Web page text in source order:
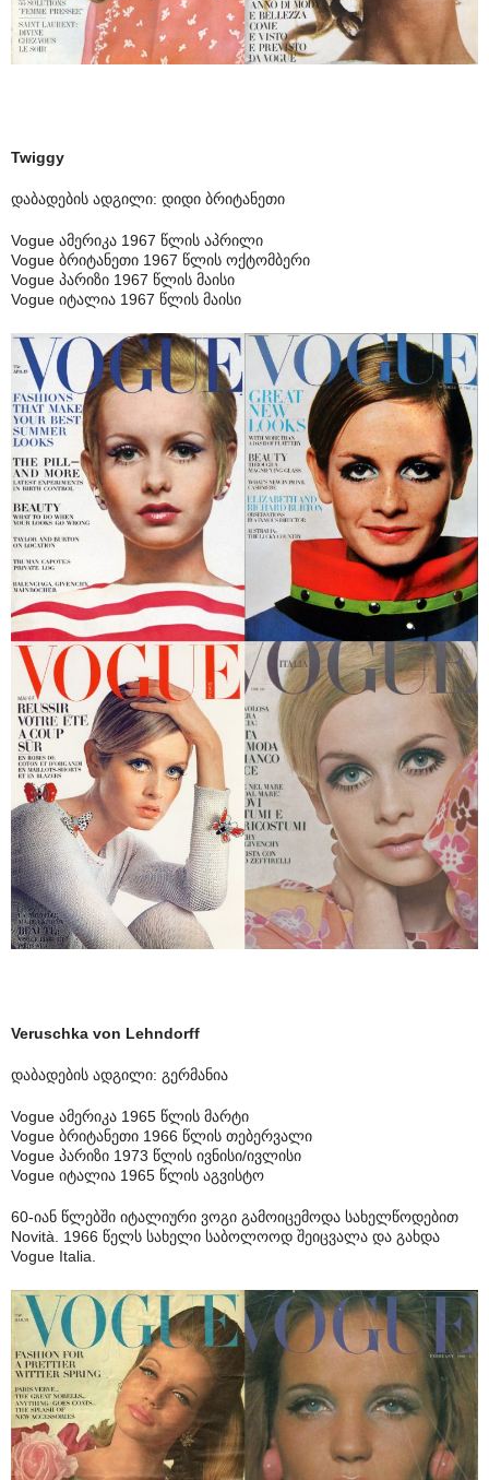
Twiggy
დაბადების ადგილი: დიდი ბრიტანეთი
Vogue ამერიკა 1967 წლის აპრილი
Vogue ბრიტანეთი 1967 წლის ოქტომბერი
Vogue პარიზი 1967 წლის მაისი
Vogue იტალია 1967 წლის მაისი
Veruschka von Lehndorff
დაბადების ადგილი: გერმანია
Vogue ამერიკა 1965 წლის მარტი
Vogue ბრიტანეთი 1966 წლის თებერვალი
Vogue პარიზი 1973 წლის ივნისი/ივლისი
Vogue იტალია 1965 წლის აგვისტო
60-იან წლებში იტალიური ვოგი გამოიცემოდა სახელწოდებით
Novità. 1966 წელს სახელი საბოლოოდ შეიცვალა და გახდა
Vogue Italia.